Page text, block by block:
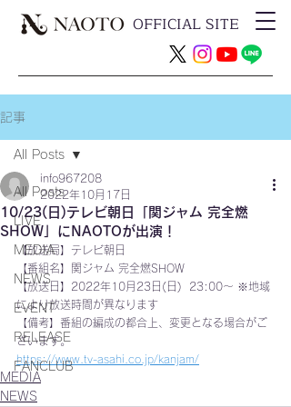
OFFICIAL SITE
記事
All Posts
LIVE
MEDIA
NEWS
EVENT
RELEASE
FANCLUB
All Posts
10/23(日)テレビ朝日「関ジャム 完全燃
SHOW」にNAOTOが出演！
info967208
2022年10月17日
【放送局】テレビ朝日
【番組名】関ジャム 完全燃SHOW
【放送日】2022年10月23日(日)  23:00〜 ※地域
により放送時間が異なります
【備考】番組の編成の都合上、変更となる場合がご
ざいます。
https://www.tv-asahi.co.jp/kanjam/
MEDIA
NEWS